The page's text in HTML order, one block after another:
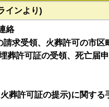
インより)
絡
求受領、火葬許可の市区
葬許可証の受領、死亡届
葬許可証の提示)に関する